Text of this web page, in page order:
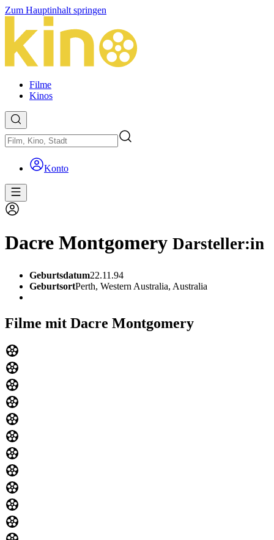
Zum Hauptinhalt springen
Filme
Kinos
Konto
Dacre Montgomery Darsteller:in
Geburtsdatum22.11.94
GeburtsortPerth, Western Australia, Australia
Filme mit Dacre Montgomery